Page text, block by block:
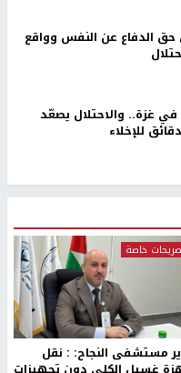
الدفاع عن النفس وواقع
غزة.. والاحتلال يصعّد
للإخلاء
خاصة
مستشفى النجاح: : نقل